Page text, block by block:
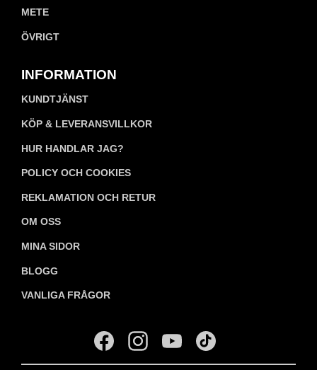
METE
ÖVRIGT
INFORMATION
KUNDTJÄNST
KÖP & LEVERANSVILLKOR
HUR HANDLAR JAG?
POLICY OCH COOKIES
REKLAMATION OCH RETUR
OM OSS
MINA SIDOR
BLOGG
VANLIGA FRÅGOR